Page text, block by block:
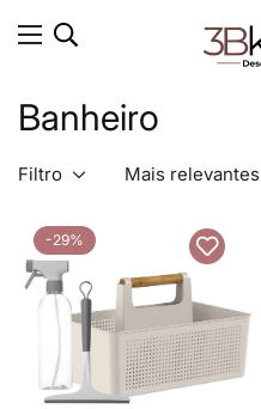
Banheiro
Filtro Mais relevantes
-29%